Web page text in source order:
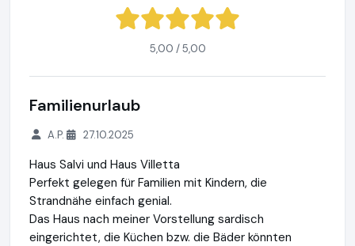
5,00 / 5,00
Familienurlaub
A.P. 27.10.2025
Haus Salvi und Haus Villetta
Perfekt gelegen für Familien mit Kindern, die
Strandnähe einfach genial.
Das Haus nach meiner Vorstellung sardisch
eingerichtet, die Küchen bzw. die Bäder könnten